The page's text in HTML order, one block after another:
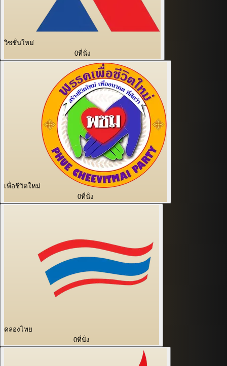
วิชชั่นใหม่
0ที่นั่ง
เพื่อชีวิตใหม่
0ที่นั่ง
คลองไทย
0ที่นั่ง